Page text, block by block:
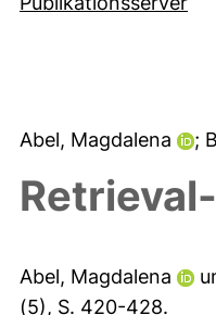
Abel, Magdalena ;
Abel, Magdalena
(5), S. 420-428.